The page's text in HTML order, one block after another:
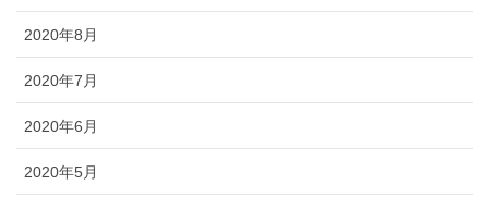
2020年8月
2020年7月
2020年6月
2020年5月